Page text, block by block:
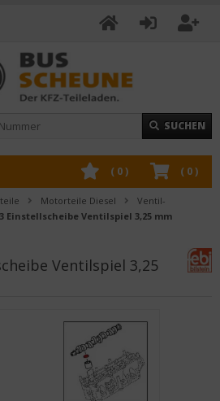
SUCHEN
( 0)
( 0)
Motorteile Diesel
Ventil-
Einstellscheibe Ventilspiel 3,25 mm
Ventilspiel 3,25